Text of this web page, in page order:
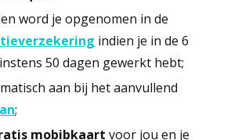
word je opgenomen in de
indien je in de 6
50 dagen gewerkt hebt;
aan bij het aanvullend
;
mobibkaart voor jou en je